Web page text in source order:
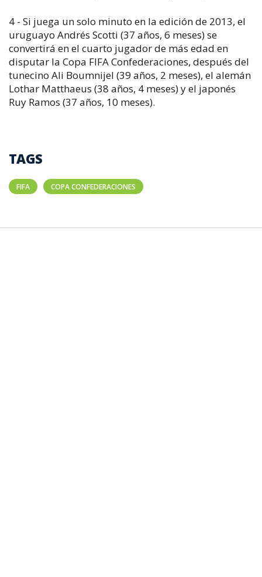
4 - Si juega un solo minuto en la edición de 2013, el
uruguayo Andrés Scotti (37 años, 6 meses) se
convertirá en el cuarto jugador de más edad en
disputar la Copa FIFA Confederaciones, después del
tunecino Ali Boumnijel (39 años, 2 meses), el alemán
Lothar Matthaeus (38 años, 4 meses) y el japonés
Ruy Ramos (37 años, 10 meses).
TAGS
FIFA COPA CONFEDERACIONES